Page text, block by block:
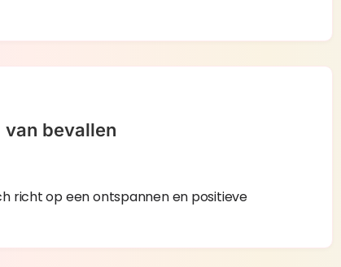
bevallen
richt op een ontspannen en positieve